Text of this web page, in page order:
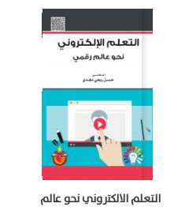
التعلم الالكتروني نحو عالم